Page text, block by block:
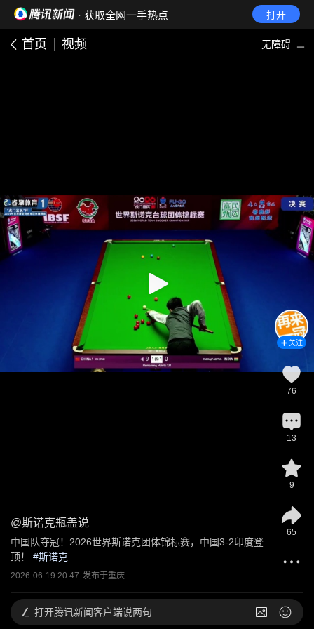
· 获取全网一手热点 打开
首页 视频 无障碍
@斯诺克瓶盖说
中国队夺冠！2026世界斯诺克团体锦标赛，中国3-2印度登
顶！
#斯诺克
2026-06-19 20:47 发布于重庆
关注
76
13
9
65
打开腾讯新闻客户端说两句